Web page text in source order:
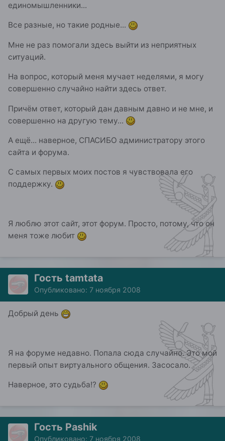
единомышленники...
Все разные, но такие родные...
Мне не раз помогали здесь выйти из неприятных
ситуаций.
На вопрос, который меня мучает неделями, я могу
совершенно случайно найти здесь ответ.
Причём ответ, который дан давным давно и не мне, и
совершенно на другую тему...
А ещё... наверное, СПАСИБО администратору этого
сайта и форума.
С самых первых моих постов я чувствовала его
поддержку.
Я люблю этот сайт, этот форум. Просто, потому, что он
меня тоже любит
Гость tamtata
Опубликовано: 7 ноября 2008
Добрый день
Я на форуме недавно. Попала сюда случайно. Это мой
первый опыт виртуального общения. Засосало.
Наверное, это судьба!?
Гость Pashik
Опубликовано: 7 ноября 2008